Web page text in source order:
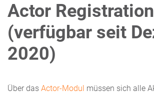
Actor
(verfügbar seit
2020)
Über das Actor-Modul müssen sich alle